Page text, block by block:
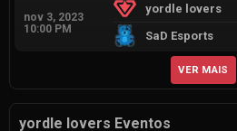
nov 3, 2023
10:00 PM
yordle lovers
SaD Esports
VER MAIS
yordle lovers Eventos